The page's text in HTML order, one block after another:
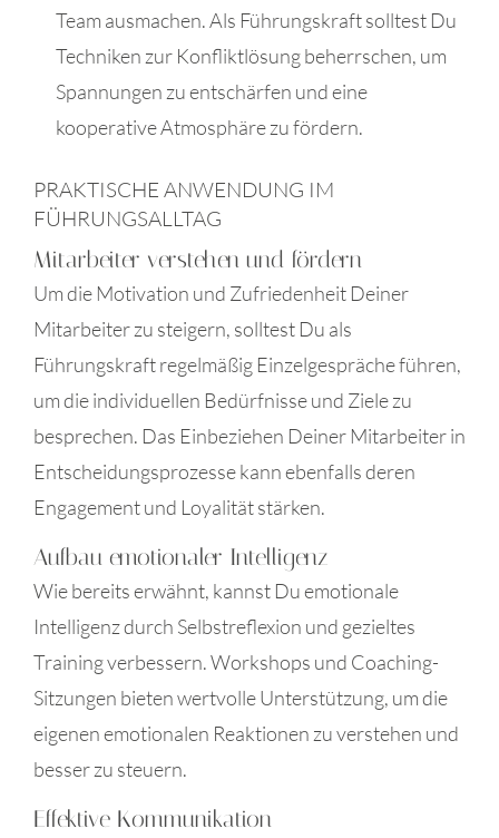
Team ausmachen. Als Führungskraft solltest Du
Techniken zur Konfliktlösung beherrschen, um
Spannungen zu entschärfen und eine
kooperative Atmosphäre zu fördern.
PRAKTISCHE ANWENDUNG IM
FÜHRUNGSALLTAG
Mitarbeiter verstehen und fördern
Um die Motivation und Zufriedenheit Deiner
Mitarbeiter zu steigern, solltest Du als
Führungskraft regelmäßig Einzelgespräche führen,
um die individuellen Bedürfnisse und Ziele zu
besprechen. Das Einbeziehen Deiner Mitarbeiter in
Entscheidungsprozesse kann ebenfalls deren
Engagement und Loyalität stärken.
Aufbau emotionaler Intelligenz
Wie bereits erwähnt, kannst Du emotionale
Intelligenz durch Selbstreflexion und gezieltes
Training verbessern. Workshops und Coaching-
Sitzungen bieten wertvolle Unterstützung, um die
eigenen emotionalen Reaktionen zu verstehen und
besser zu steuern.
Effektive Kommunikation